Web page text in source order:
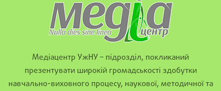
Медіацентр УжНУ – підрозділ, покликаний
презентувати широкій громадськості здобутки
навчально-виховного процесу, наукової, методичної та